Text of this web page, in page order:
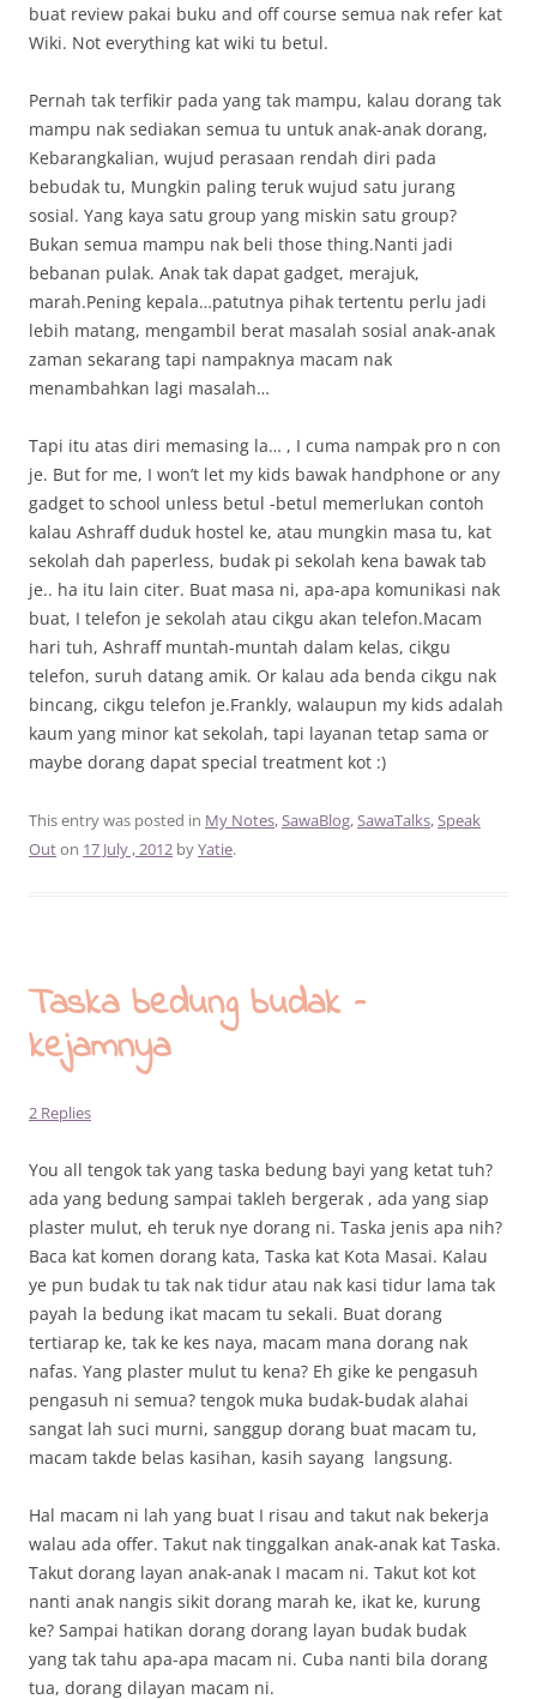
buat review pakai buku and off course semua nak refer kat
Wiki. Not everything kat wiki tu betul.
Pernah tak terfikir pada yang tak mampu, kalau dorang tak
mampu nak sediakan semua tu untuk anak-anak dorang,
Kebarangkalian, wujud perasaan rendah diri pada
bebudak tu, Mungkin paling teruk wujud satu jurang
sosial. Yang kaya satu group yang miskin satu group?
Bukan semua mampu nak beli those thing.Nanti jadi
bebanan pulak. Anak tak dapat gadget, merajuk,
marah.Pening kepala…patutnya pihak tertentu perlu jadi
lebih matang, mengambil berat masalah sosial anak-anak
zaman sekarang tapi nampaknya macam nak
menambahkan lagi masalah…
Tapi itu atas diri memasing la… , I cuma nampak pro n con
je. But for me, I won’t let my kids bawak handphone or any
gadget to school unless betul -betul memerlukan contoh
kalau Ashraff duduk hostel ke, atau mungkin masa tu, kat
sekolah dah paperless, budak pi sekolah kena bawak tab
je.. ha itu lain citer. Buat masa ni, apa-apa komunikasi nak
buat, I telefon je sekolah atau cikgu akan telefon.Macam
hari tuh, Ashraff muntah-muntah dalam kelas, cikgu
telefon, suruh datang amik. Or kalau ada benda cikgu nak
bincang, cikgu telefon je.Frankly, walaupun my kids adalah
kaum yang minor kat sekolah, tapi layanan tetap sama or
maybe dorang dapat special treatment kot :)
This entry was posted in My Notes,SawaBlog,SawaTalks,Speak
Outon 17 July , 2012 byYatie.
Taska bedung budak –
kejamnya
2 Replies
You all tengok tak yang taska bedung bayi yang ketat tuh?
ada yang bedung sampai takleh bergerak , ada yang siap
plaster mulut, eh teruk nye dorang ni. Taska jenis apa nih?
Baca kat komen dorang kata, Taska kat Kota Masai. Kalau
ye pun budak tu tak nak tidur atau nak kasi tidur lama tak
payah la bedung ikat macam tu sekali. Buat dorang
tertiarap ke, tak ke kes naya, macam mana dorang nak
nafas. Yang plaster mulut tu kena? Eh gike ke pengasuh
pengasuh ni semua? tengok muka budak-budak alahai
sangat lah suci murni, sanggup dorang buat macam tu,
macam takde belas kasihan, kasih sayang langsung.
Hal macam ni lah yang buat I risau and takut nak bekerja
walau ada offer. Takut nak tinggalkan anak-anak kat Taska.
Takut dorang layan anak-anak I macam ni. Takut kot kot
nanti anak nangis sikit dorang marah ke, ikat ke, kurung
ke? Sampai hatikan dorang dorang layan budak budak
yang tak tahu apa-apa macam ni. Cuba nanti bila dorang
tua, dorang dilayan macam ni.